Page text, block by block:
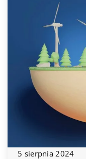
5 sierpnia 2024